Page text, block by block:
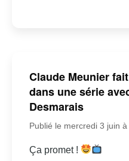
Claude Meunier
dans une série
Desmarais
Publié le mercredi 3 juin à
Ça promet !